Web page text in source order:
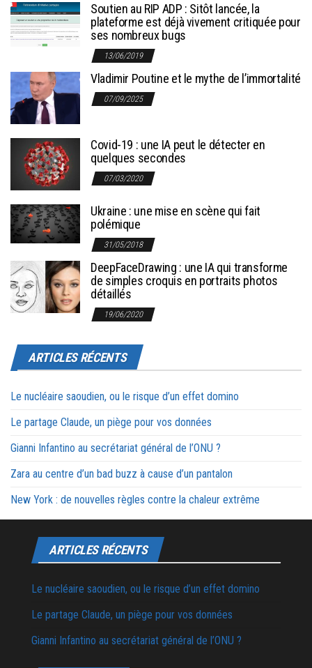
Soutien au RIP ADP : Sitôt lancée, la
plateforme est déjà vivement critiquée pour
ses nombreux bugs
13/06/2019
Vladimir Poutine et le mythe de l’immortalité
07/09/2025
Covid-19 : une IA peut le détecter en
quelques secondes
07/03/2020
Ukraine : une mise en scène qui fait
polémique
31/05/2018
DeepFaceDrawing : une IA qui transforme
de simples croquis en portraits photos
détaillés
19/06/2020
ARTICLES RÉCENTS
Le nucléaire saoudien, ou le risque d’un effet domino
Le partage Claude, un piège pour vos données
Gianni Infantino au secrétariat général de l’ONU ?
Zara au centre d’un bad buzz à cause d’un pantalon
New York : de nouvelles règles contre la chaleur extrême
ARTICLES RÉCENTS
Le nucléaire saoudien, ou le risque d’un effet domino
Le partage Claude, un piège pour vos données
Gianni Infantino au secrétariat général de l’ONU ?